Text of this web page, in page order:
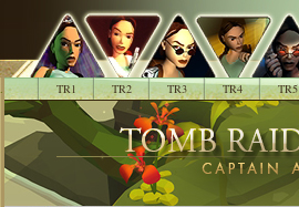
. TR1 TR2 TR3 TR4 TR5